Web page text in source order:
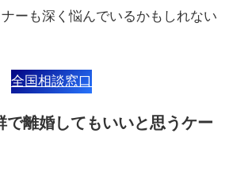
ーも深く悩んでいるかもしれない
全国相談窓口
で離婚してもいいと思うケー